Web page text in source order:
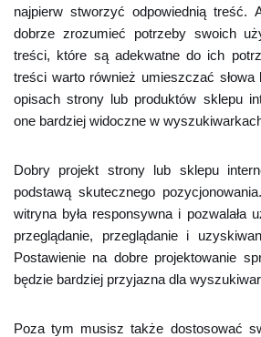
najpierw stworzyć odpowiednią treść.
dobrze zrozumieć potrzeby swoich
treści, które są adekwatne do ich
treści warto również umieszczać
opisach strony lub produktów sklepu
one bardziej widoczne w
Dobry projekt strony lub sklepu
podstawą skutecznego
witryna była responsywna i pozwalała
przeglądanie, przeglądanie i
Postawienie na dobre projektowanie
będzie bardziej przyjazna dla
Poza tym musisz także dostosować